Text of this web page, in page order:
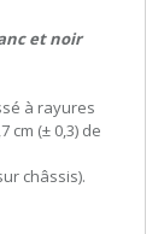
et noir
à rayures
(± 0,3) de
châssis).